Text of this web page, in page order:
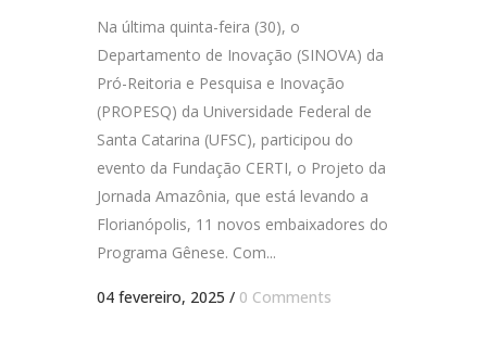
Na última quinta-feira (30), o
Departamento de Inovação (SINOVA) da
Pró-Reitoria e Pesquisa e Inovação
(PROPESQ) da Universidade Federal de
Santa Catarina (UFSC), participou do
evento da Fundação CERTI, o Projeto da
Jornada Amazônia, que está levando a
Florianópolis, 11 novos embaixadores do
Programa Gênese. Com...
04 fevereiro, 2025 / 0 Comments